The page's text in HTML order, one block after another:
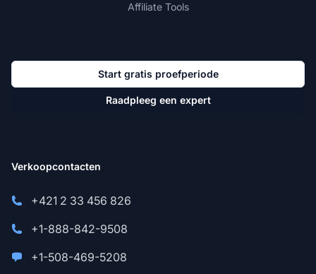
Affiliate Tools
Start gratis proefperiode
Raadpleeg een expert
Verkoopcontacten
+421 2 33 456 826
+1-888-842-9508
+1-508-469-5208